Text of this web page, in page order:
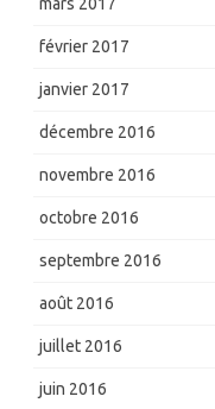
mars 2017
février 2017
janvier 2017
décembre 2016
novembre 2016
octobre 2016
septembre 2016
août 2016
juillet 2016
juin 2016